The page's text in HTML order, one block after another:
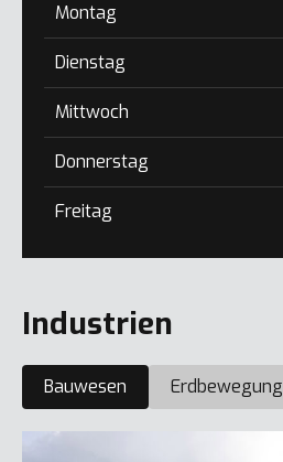
Montag
Dienstag
Mittwoch
Donnerstag
Freitag
Industrien
Bauwesen Erdbewegung